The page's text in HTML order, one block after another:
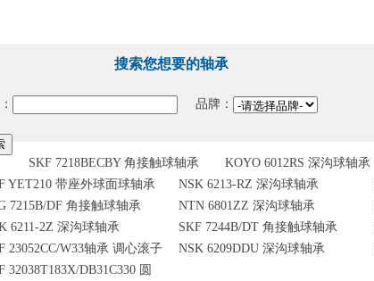
搜索您想要的轴承
品牌：
SKF 7218BECBY 角接触球轴承
KOYO 6012RS 深沟球轴承
YET210 带座外球面球轴承 NSK 6213-RZ 深沟球轴承
7215B/DF 角接触球轴承 NTN 6801ZZ 深沟球轴承
6211-2Z 深沟球轴承 SKF 7244B/DT 角接触球轴承
23052CC/W33轴承 调心滚子
NSK 6209DDU 深沟球轴承
32038T183X/DB31C330 圆